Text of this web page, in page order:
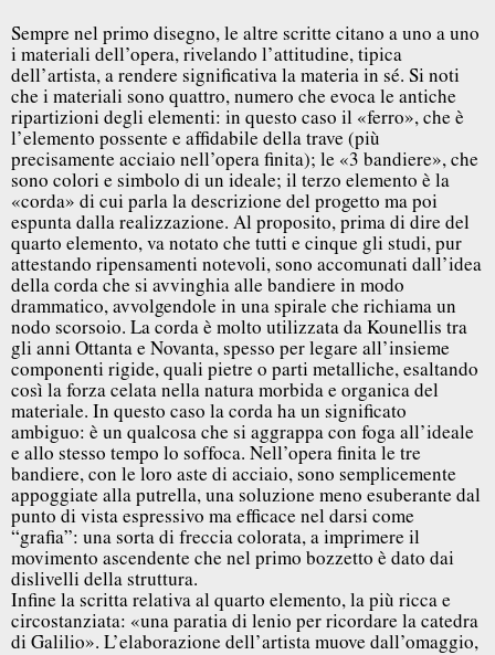
Sempre nel primo disegno, le altre scritte citano a uno a uno
i materiali dell’opera, rivelando l’attitudine, tipica
dell’artista, a rendere significativa la materia in sé. Si noti
che i materiali sono quattro, numero che evoca le antiche
ripartizioni degli elementi: in questo caso il «ferro», che è
l’elemento possente e affidabile della trave (più
precisamente acciaio nell’opera finita); le «3 bandiere», che
sono colori e simbolo di un ideale; il terzo elemento è la
«corda» di cui parla la descrizione del progetto ma poi
espunta dalla realizzazione. Al proposito, prima di dire del
quarto elemento, va notato che tutti e cinque gli studi, pur
attestando ripensamenti notevoli, sono accomunati dall’idea
della corda che si avvinghia alle bandiere in modo
drammatico, avvolgendole in una spirale che richiama un
nodo scorsoio. La corda è molto utilizzata da Kounellis tra
gli anni Ottanta e Novanta, spesso per legare all’insieme
componenti rigide, quali pietre o parti metalliche, esaltando
così la forza celata nella natura morbida e organica del
materiale. In questo caso la corda ha un significato
ambiguo: è un qualcosa che si aggrappa con foga all’ideale
e allo stesso tempo lo soffoca. Nell’opera finita le tre
bandiere, con le loro aste di acciaio, sono semplicemente
appoggiate alla putrella, una soluzione meno esuberante dal
punto di vista espressivo ma efficace nel darsi come
“grafia”: una sorta di freccia colorata, a imprimere il
movimento ascendente che nel primo bozzetto è dato dai
dislivelli della struttura.
Infine la scritta relativa al quarto elemento, la più ricca e
circostanziata: «una paratia di lenio per ricordare la catedra
di Galilio». L’elaborazione dell’artista muove dall’omaggio,